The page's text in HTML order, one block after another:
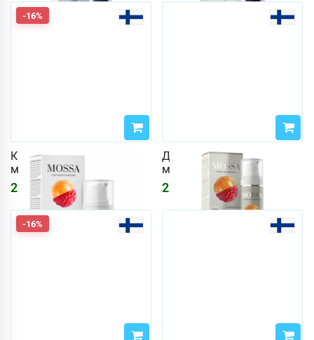
-16%
Крем для глаз Mossa 15
мл Vitamin Cocktail
2570 3067₽
Дневной крем Mossa 50
мл Vitamin Cocktail 5в1
2211
-16%